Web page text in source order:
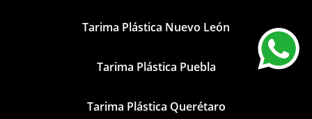
Tarima Plástica Nuevo León
Tarima Plástica Puebla
Tarima Plástica Querétaro